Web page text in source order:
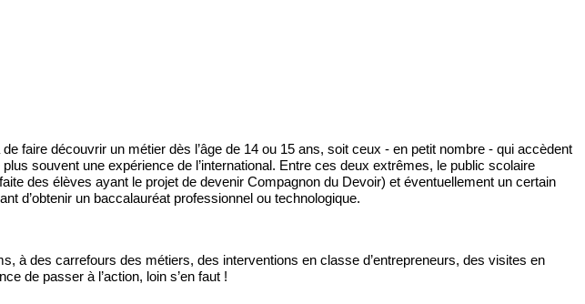
faire découvrir un métier dès l’âge de 14 ou 15 ans, soit ceux - en petit nombre - qui accèdent
souvent une expérience de l’international. Entre ces deux extrêmes, le public scolaire
des élèves ayant le projet de devenir Compagnon du Devoir) et éventuellement un certain
d’obtenir un baccalauréat professionnel ou technologique.
à des carrefours des métiers, des interventions en classe d’entrepreneurs, des visites en
de passer à l’action, loin s’en faut !